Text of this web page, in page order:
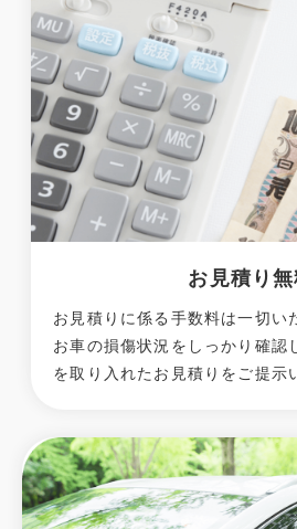
お見積り
お見積りに係る手数料は一切い
お車の損傷状況をしっかり確認
を取り入れたお見積りをご提示